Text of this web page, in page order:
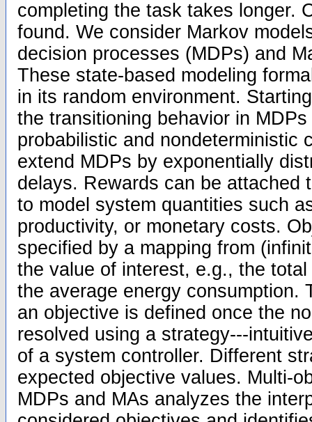
completing the task takes longer.
found. We consider Markov
decision processes (MDPs) and
These state-based modeling
in its random environment.
the transitioning behavior in
probabilistic and nondeterministic
extend MDPs by exponentially
delays. Rewards can be attached
to model system quantities such
productivity, or monetary costs.
specified by a mapping from
the value of interest, e.g., the
the average energy consumption.
an objective is defined once the
resolved using a strategy---
of a system controller. Different
expected objective values. Multi-
MDPs and MAs analyzes the